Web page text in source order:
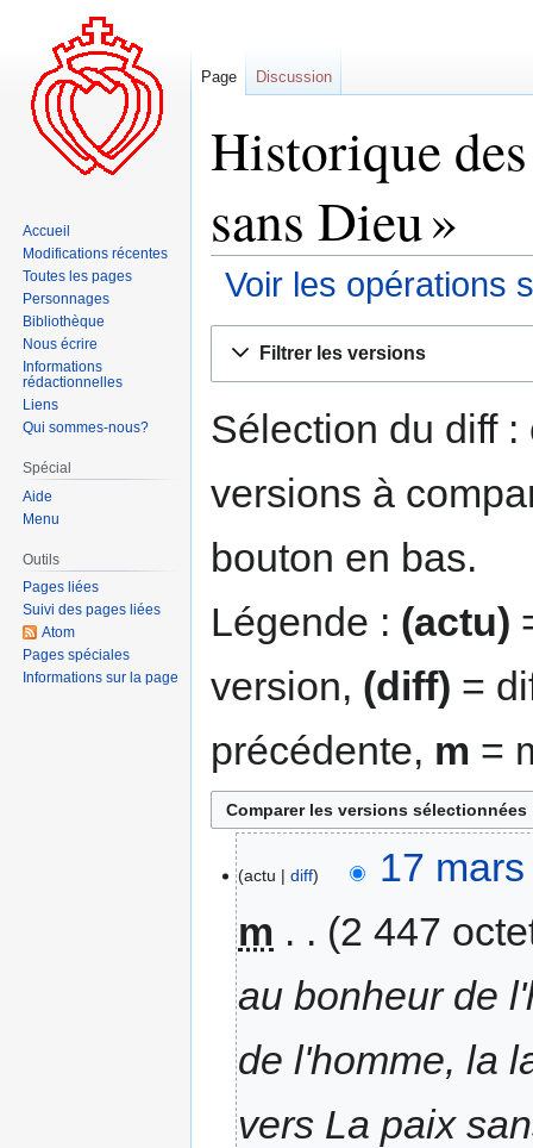
Historique
sans Dieu »
Voir les opérations
navigation
recherche
Filtrer les versions
Sélection du diff
versions à
bouton en bas.
Légende : (actu)
version, (diff) =
précédente, m =
actu diff
17
m
2 447
au bonheur de
de l'homme, la
vers La paix
Page Discussion
Accueil
Modifications récentes
Toutes les pages
Personnages
Bibliothèque
Nous écrire
Informations
rédactionnelles
Liens
Qui sommes-nous?
Spécial
Aide
Menu
Outils
Pages liées
Suivi des pages liées
Atom
Pages spéciales
Informations sur la page